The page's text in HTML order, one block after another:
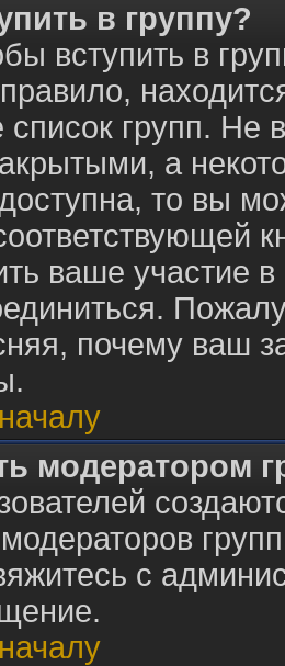
в группу?
вступить в
список групп. Не
а
то вы
ваше участие
почему ваш
модератором
с